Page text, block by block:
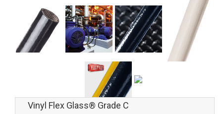
Vinyl Flex Glass® Grade C